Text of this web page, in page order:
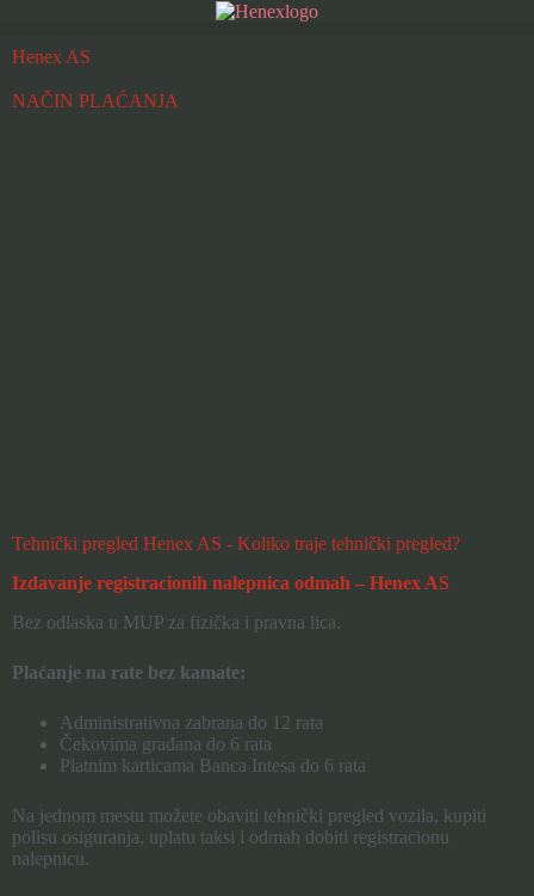
Henex AS
NAČIN PLAĆANJA
Tehnički pregled Henex AS - Koliko traje tehnički pregled?
Izdavanje registracionih nalepnica odmah – Henex AS
Bez odlaska u MUP za fizička i pravna lica.
Plaćanje na rate bez kamate:
Administrativna zabrana do 12 rata
Čekovima građana do 6 rata
Platnim karticama Banca Intesa do 6 rata
Na jednom mestu možete obaviti tehnički pregled vozila, kupiti
polisu osiguranja, uplatu taksi i odmah dobiti registracionu
nalepnicu.